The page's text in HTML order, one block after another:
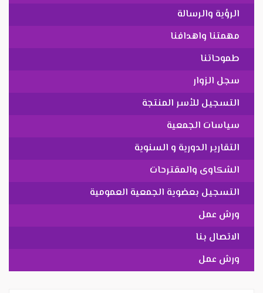
الرؤية والرسالة
مهمتنا واهدافنا
طموحاتنا
سجل الزوار
التسجيل للأسر المنتجة
سياسات الجمعية
التقارير الدورية و السنوية
الشكاوى والمقترحات
التسجيل بعضوية الجمعية العمومية
ورش عمل
الاتصال بنا
ورش عمل